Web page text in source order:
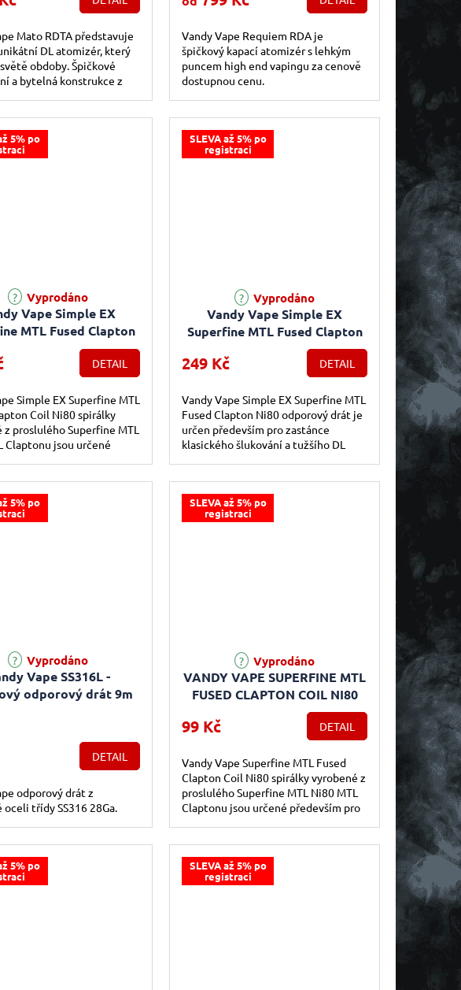
Mato RDTA představuje
DL atomizér, který
obdoby. Špičkové
a bytelná konstrukce z
Vandy Vape Requiem RDA je
špičkový kapací atomizér s lehkým
puncem high end vapingu za cenově
dostupnou cenu.
5% po
Vape Simple EX
MTL Fused Clapton
předmotané spirálky
hodnocení produktu je 4,5 z 5 hvězdiček.
Vyprodáno
DETAIL
Simple EX Superfine MTL
Coil Ni80 spirálky
z proslulého Superfine MTL
Claptonu jsou určené
SLEVA až 5% po
registraci
Vandy Vape Simple EX
Superfine MTL Fused Clapton
Vyprodáno
249 Kč DETAIL
Vandy Vape Simple EX Superfine MTL
Fused Clapton Ni80 odporový drát je
určen především pro zastánce
klasického šlukování a tužšího DL
5% po
Vape SS316L -
odporový drát 9m
Vyprodáno
DETAIL
odporový drát z
oceli třídy SS316 28Ga.
SLEVA až 5% po
registraci
VANDY VAPE SUPERFINE MTL
FUSED CLAPTON COIL NI80
PŘEDMOTANÉ SPIRÁLKY -
Vyprodáno
99 Kč DETAIL
Vandy Vape Superfine MTL Fused
Clapton Coil Ni80 spirálky vyrobené z
proslulého Superfine MTL Ni80 MTL
Claptonu jsou určené především pro
5% po
SLEVA až 5% po
registraci